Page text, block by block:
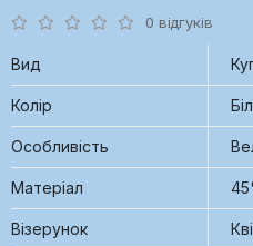
0 відгуків
Вид
Колір
Особливість
Матеріал
Візерунок